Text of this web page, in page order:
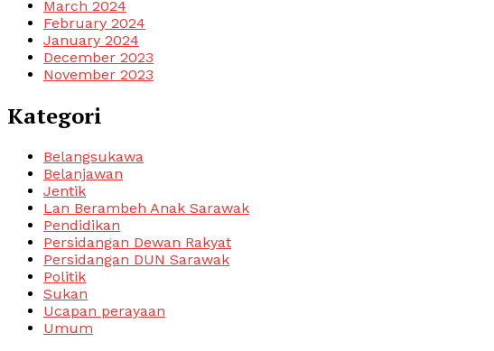
March 2024
February 2024
January 2024
December 2023
November 2023
Kategori
Belangsukawa
Belanjawan
Jentik
Lan Berambeh Anak Sarawak
Pendidikan
Persidangan Dewan Rakyat
Persidangan DUN Sarawak
Politik
Sukan
Ucapan perayaan
Umum